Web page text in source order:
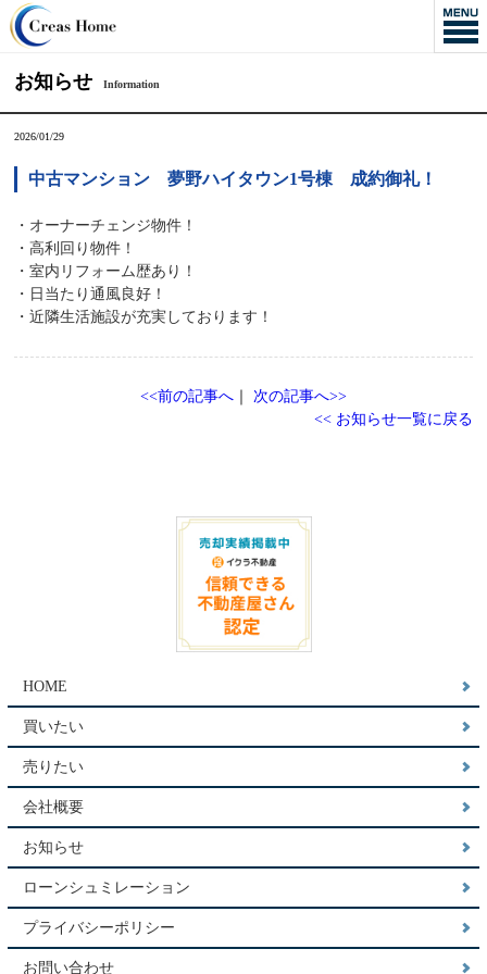
お知らせ Information
2026/01/29
中古マンション 夢野ハイタウン1号棟 成約御礼！
・オーナーチェンジ物件！
・高利回り物件！
・室内リフォーム歴あり！
・日当たり通風良好！
・近隣生活施設が充実しております！
<<前の記事へ
次の記事へ>>
<< お知らせ一覧に戻る
HOME
買いたい
売りたい
会社概要
お知らせ
ローンシュミレーション
プライバシーポリシー
お問い合わせ